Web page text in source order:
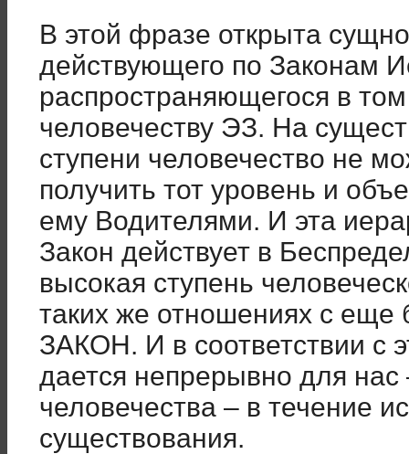
В этой фразе открыта
действующего по Законам
распространяющегося в
человечеству ЭЗ. На
ступени человечество не
получить тот уровень и
ему Водителями. И эта
Закон действует в
высокая ступень
таких же отношениях с еще
ЗАКОН. И в соответствии с
дается непрерывно для нас
человечества – в течение
существования.